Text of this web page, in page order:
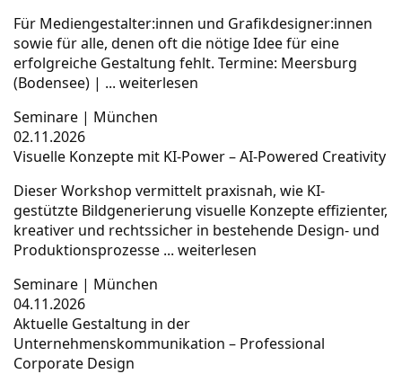
Für Mediengestalter:innen und Grafikdesigner:innen
sowie für alle, denen oft die nötige Idee für eine
erfolgreiche Gestaltung fehlt. Termine: Meersburg
(Bodensee) | ... weiterlesen
Seminare | München
02.11.2026
Visuelle Konzepte mit KI-Power – AI-Powered Creativity
Dieser Workshop vermittelt praxisnah, wie KI-
gestützte Bildgenerierung visuelle Konzepte effizienter,
kreativer und rechtssicher in bestehende Design- und
Produktionsprozesse ... weiterlesen
Seminare | München
04.11.2026
Aktuelle Gestaltung in der
Unternehmenskommunikation – Professional
Corporate Design